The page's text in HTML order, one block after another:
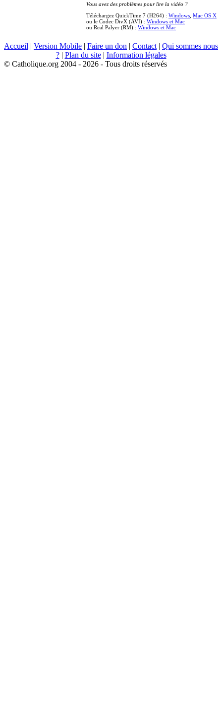
Vous avez des problèmes pour lire la vidéo ?
Téléchargez QuickTime 7 (H264) : Windows Mac OS X
ou le Codec DivX (AVI) : Windows et Mac
ou Real Palyer (RM) : Windows et Mac
Accueil | Version Mobile | Faire un don | Contact | Qui sommes nous
?| Plan du site| Information légales
© Catholique.org 2004 - 2026 - Tous droits réservés